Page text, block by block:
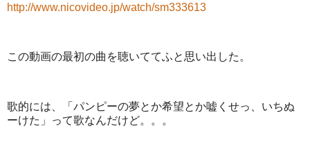
http://www.nicovideo.jp/watch/sm333613
この動画の最初の曲を聴いててふと思い出した。
歌的には、「パンピーの夢とか希望とか嘘くせっ、いちぬ
ーけた」って歌なんだけど。。。